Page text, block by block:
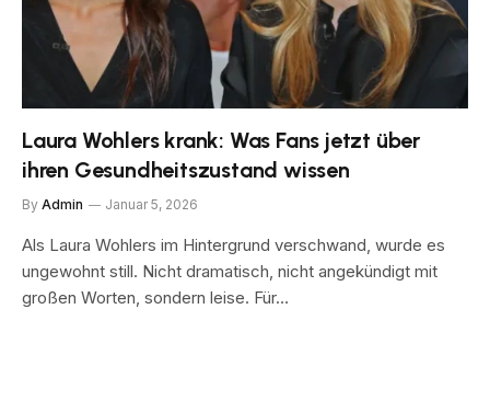
Laura Wohlers krank: Was Fans jetzt über
ihren Gesundheitszustand wissen
By Admin Januar 5, 2026
Als Laura Wohlers im Hintergrund verschwand, wurde es
ungewohnt still. Nicht dramatisch, nicht angekündigt mit
großen Worten, sondern leise. Für…